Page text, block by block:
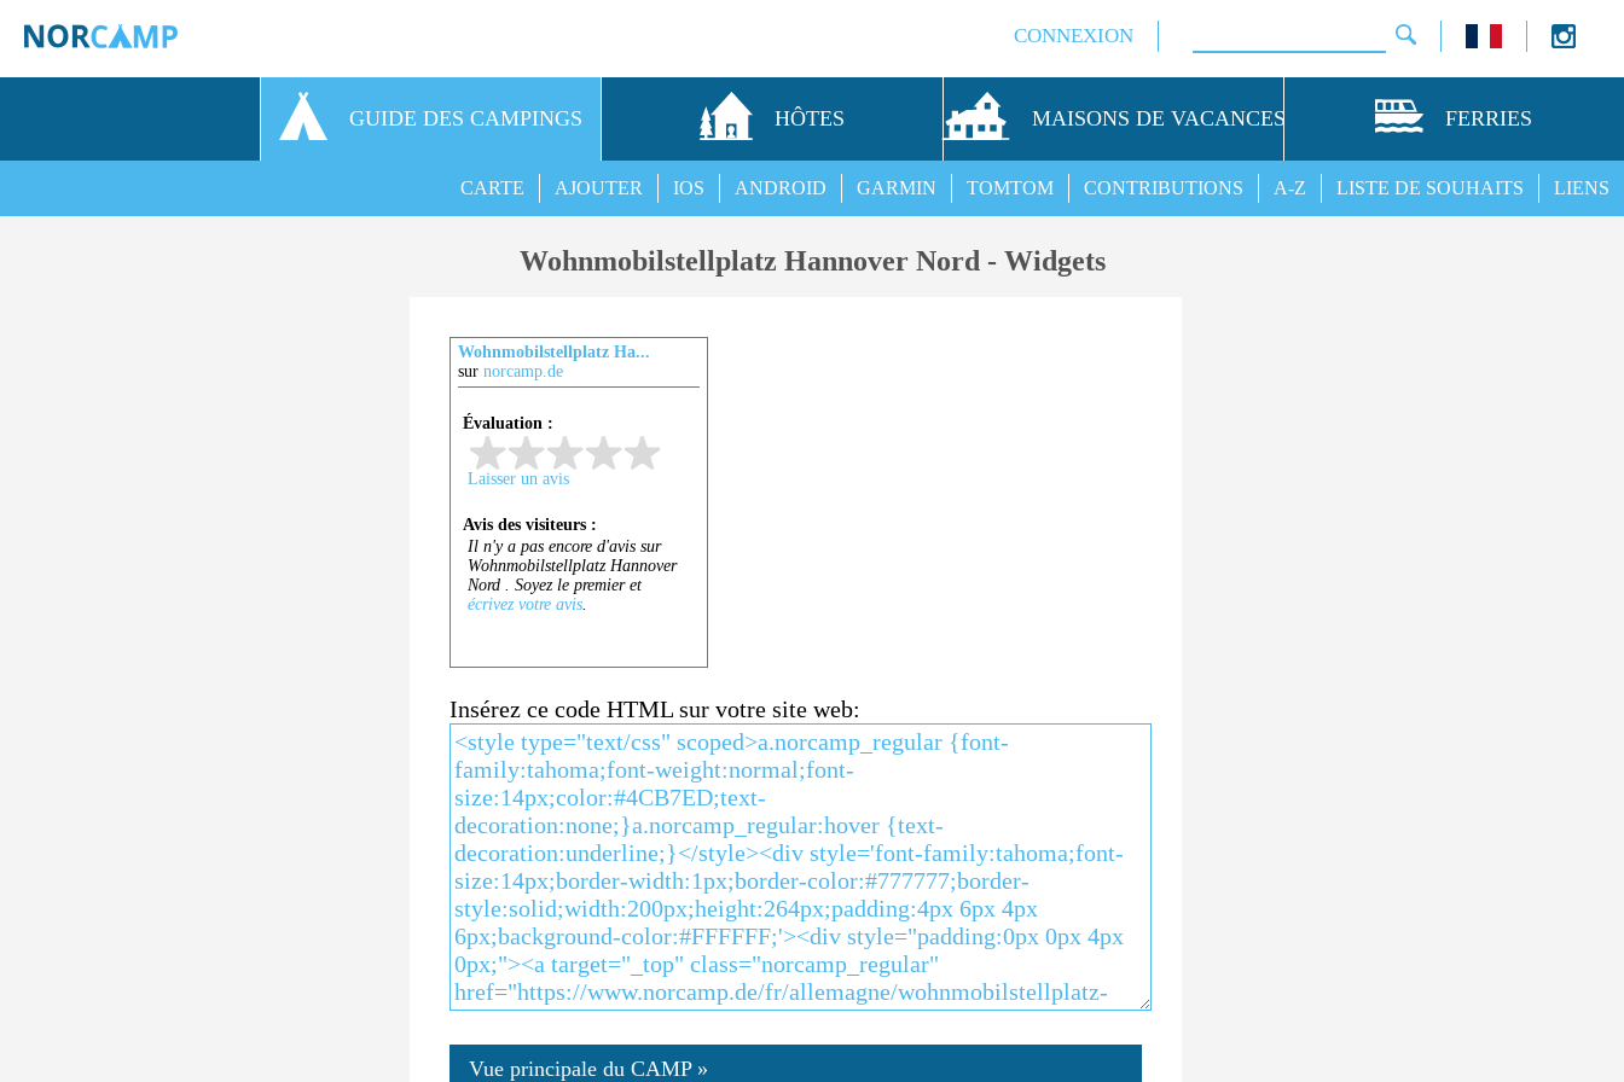
CONNEXION
GUIDE DES CAMPINGS HÔTES MAISONS DE VACANCES FERRIES
LIENS
LISTE DE SOUHAITS
A-Z
CONTRIBUTIONS
TOMTOM
GARMIN
ANDROID
IOS
AJOUTER
CARTE
Wohnmobilstellplatz Hannover Nord - Widgets
Wohnmobilstellplatz Ha...
surnorcamp.de
Insérez ce code HTML sur votre site web:
Vue principale du CAMP »